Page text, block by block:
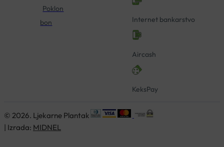
Poklon
bon
Internet bankarstvo
Aircash
KeksPay
© 2026. Ljekarne Plantak
| Izrada: MIDNEL